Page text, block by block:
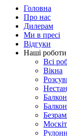
Головна
Про нас
Дилерам
Ми в пресі
Відгуки
Наші роботи
Всі
Вікна